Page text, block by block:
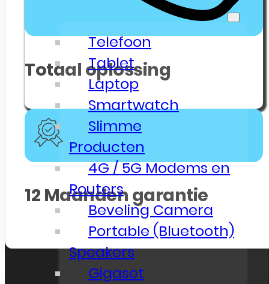
Electronica & Gadgets
Telefoon
Tablet
Laptop
Smartwatch
Slimme
Producten
4G / 5G Modems en
Routers
Beveling Camera
Portable (Bluetooth)
Speakers
Gigaset
Totaal oplossing
12 Maanden garantie